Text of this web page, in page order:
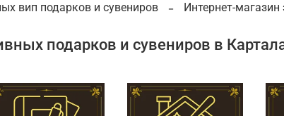
Подарки иностранцам
Подарки на новоселье
Подарки летчику, авиация
Подарки металлургу
Подарки нефтянику/газовику
Подарки на 8 марта
Подарки болельщику
вип подарков и сувениров Интернет-
подарков и сувениров в